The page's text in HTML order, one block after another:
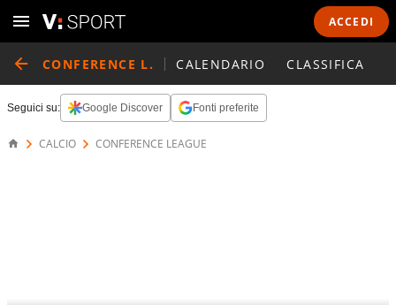
ACCEDI
CONFERENCE L. CALENDARIO CLASSIFICA
Seguici su: Google Discover Fonti preferite
CALCIO CONFERENCE LEAGUE